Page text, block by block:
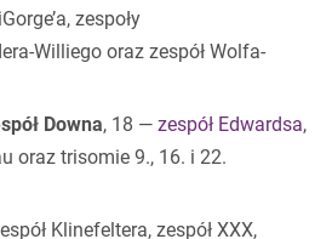
zespoły
Williego oraz zespół Wolfa-
Downa, 18 — zespół Edwardsa,
oraz trisomie 9., 16. i 22.
Klinefeltera, zespół XXX,